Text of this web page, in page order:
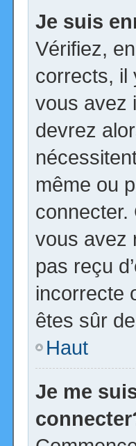
Je suis
Vérifiez,
corrects, il
vous avez
devrez
même ou
connecter.
vous avez
pas reçu
incorrecte
êtes sûr
Haut
Je me